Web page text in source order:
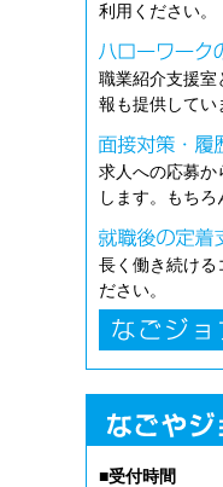
利用ください。
職業紹介支援室
報も提供してい
求人への応募か
します。もちろ
長く働き続ける
ださい。
■受付時間